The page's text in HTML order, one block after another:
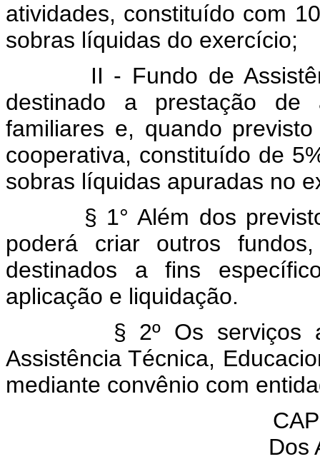
atividades, constituído com
sobras líquidas do exercício;
II - Fundo de
destinado a prestação de
familiares e, quando
cooperativa, constituído de
sobras líquidas apuradas no
§ 1° Além dos previstos
poderá criar outros
destinados a fins
aplicação e liquidação.
§ 2º Os serviços a
Assistência Técnica,
mediante convênio com
Dos